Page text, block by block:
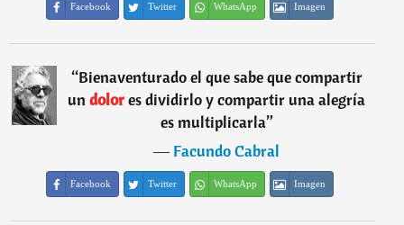
Facebook Twitter WhatsApp Imagen
“Bienaventurado el que sabe que compartir
un dolores dividirlo y compartir una alegría
es multiplicarla”
―Facundo Cabral
Facebook Twitter WhatsApp Imagen